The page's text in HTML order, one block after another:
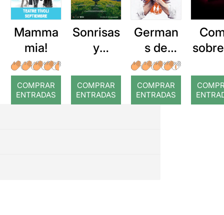
Mamma
mia!
COMPRAR
ENTRADAS
Sonrisas
y
COMPRAR
ENTRADAS
German
s de
sang
COMPRAR
ENTRADAS
ex